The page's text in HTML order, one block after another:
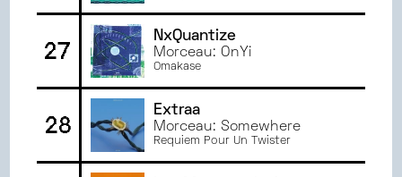
27
NxQuantize
Morceau: OnYi
Omakase
28
Extraa
Morceau: Somewhere
Requiem Pour Un Twister